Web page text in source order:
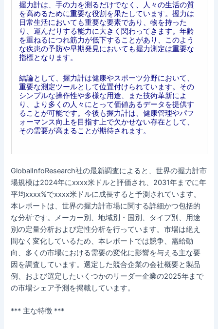
握力計は、手の力を測るだけでなく、人々の生活の質
を高めるために重要な役割を果たしています。握力は
日常生活においても重要な要素であり、物を持った
り、運んだりする能力に大きく関わってきます。年齢
を重ねるにつれ筋力が低下することがあり、このよう
な疾患の予防や早期発見においても握力測定は重要な
指標となります。
結論として、握力計は健康やスポーツ分野において、
重要な測定ツールとして位置付けられています。その
シンプルな操作性や多様な用途、また技術革新によ
り、より多くの人々にとって価値あるデータを提供す
ることが可能です。今後も握力計は、健康管理やパフ
ォーマンス向上を目指す上で欠かせない存在として、
その需要が高まることが期待されます。
GlobalInfoResearch社の最新調査によると、世界の握力計市
場規模は2024年にxxxx米ドルと評価され、2031年までに年
平均xxxx%でxxxx米ドルに成長すると予測されています。
本レポートは、世界の握力計市場に関する詳細かつ包括的
な分析です。メーカー別、地域別・国別、タイプ別、用途
別の定量分析および定性分析を行っています。市場は絶え
間なく変化しているため、本レポートでは競争、需給動
向、多くの市場における需要の変化に影響を与える主な要
因を調査しています。選定した競合企業の会社概要と製品
例、および選定したいくつかのリーダー企業の2025年まで
の市場シェア予測を掲載しています。
*** 主な特徴 ***